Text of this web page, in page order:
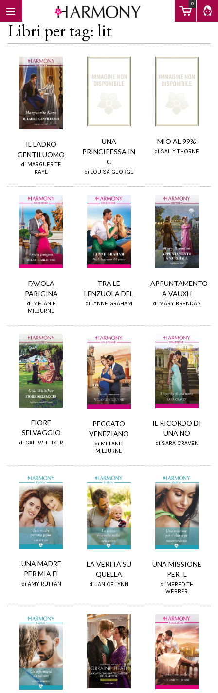
0
EBOOK
Libri per tag: lit
IL LADRO
GENTILUOMO
di MARGUERITE
KAYE
UNA
PRINCIPESSA IN
C
di LOUISA GEORGE
MIO AL 99%
di SALLY THORNE
FAVOLA
PARIGINA
di MELANIE
MILBURNE
TRA LE
LENZUOLA DEL
di LYNNE GRAHAM
APPUNTAMENTO
A VAUXH
di MARY BRENDAN
FIORE
SELVAGGIO
di GAIL WHITIKER
PECCATO
VENEZIANO
di MELANIE
MILBURNE
IL RICORDO DI
UNA NO
di SARA CRAVEN
UNA MADRE
PER MIA FI
di AMY RUTTAN
LA VERITÀ SU
QUELLA
di JANICE LYNN
UNA MISSIONE
PER IL
di MEREDITH
WEBBER